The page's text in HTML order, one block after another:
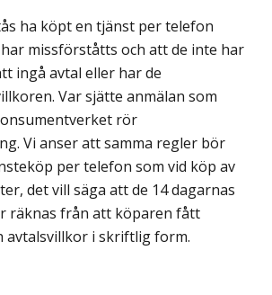
ha köpt en tjänst per telefon
missförståtts och att de inte har
ingå avtal eller har de
Var sjätte anmälan som
rör
Vi anser att samma regler bör
per telefon som vid köp av
det vill säga att de 14 dagarnas
räknas från att köparen fått
avtalsvillkor i skriftlig form.